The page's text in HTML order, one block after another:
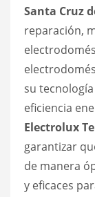
Santa Cruz
reparación,
su
eficiencia
Electrolux
garantizar
de manera
y eficaces